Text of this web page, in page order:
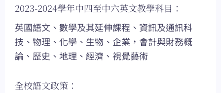
2023-2024學年中四至中六英文教學科目：
英國語文、數學及其延伸課程、資訊及通訊科
技、物理、化學、生物、企業，會計與財務概
論、歷史、地理、經濟、視覺藝術
全校語文政策：